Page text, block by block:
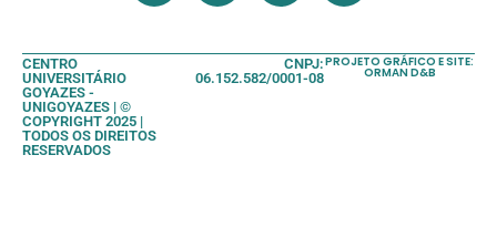
CENTRO
UNIVERSITÁRIO
GOYAZES -
UNIGOYAZES | ©
COPYRIGHT 2025 |
TODOS OS DIREITOS
RESERVADOS
CNPJ:
06.152.582/0001-08
PROJETO GRÁFICO E SITE:
ORMAN D&B